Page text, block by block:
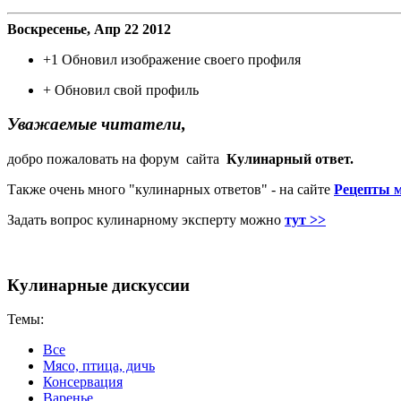
Воскресенье, Апр 22 2012
+1 Обновил изображение своего профиля
+ Обновил свой профиль
Уважаемые читатели,
добро пожаловать на форум сайта Кулинарный ответ.
Также очень много "кулинарных ответов" - на сайте Рецепты
Задать вопрос кулинарному эксперту можно тут >>
Кулинарные дискуссии
Темы:
Все
Мясо, птица, дичь
Консервация